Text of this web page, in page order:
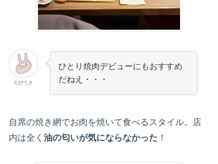
たびうさ
ひとり焼肉デビューにもおすすめ
だねえ・・・
自席の焼き網でお肉を焼いて食べるスタイル。店
内は全く 油の匂いが気にならなかった ！